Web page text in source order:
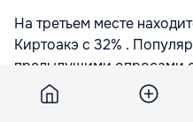
На третьем месте
Киртоакэ с 32% .
предыдущими опросами
процентов.